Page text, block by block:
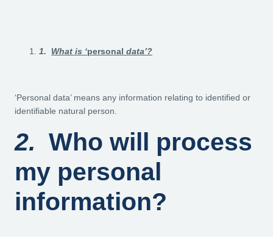
1. What is ‘personal data’?
‘Personal data’ means any information relating to identified or
identifiable natural person.
2. Who will process
my personal
information?